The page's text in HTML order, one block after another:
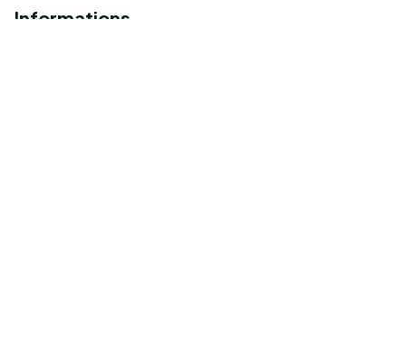
Informations